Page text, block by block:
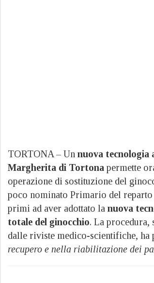
TORTONA – Un nuova tecnologia
Margherita di Tortona permette
operazione di sostituzione del
poco nominato Primario del
primi ad aver adottato la nuova
totale del ginocchio. La
dalle riviste medico-scientifiche, ha
recupero e nella riabilitazione dei